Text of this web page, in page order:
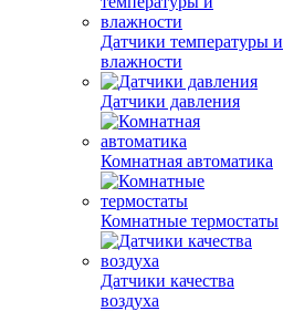
Датчики температуры и
влажности
Датчики давления
Комнатная автоматика
Комнатные термостаты
Датчики качества
воздуха